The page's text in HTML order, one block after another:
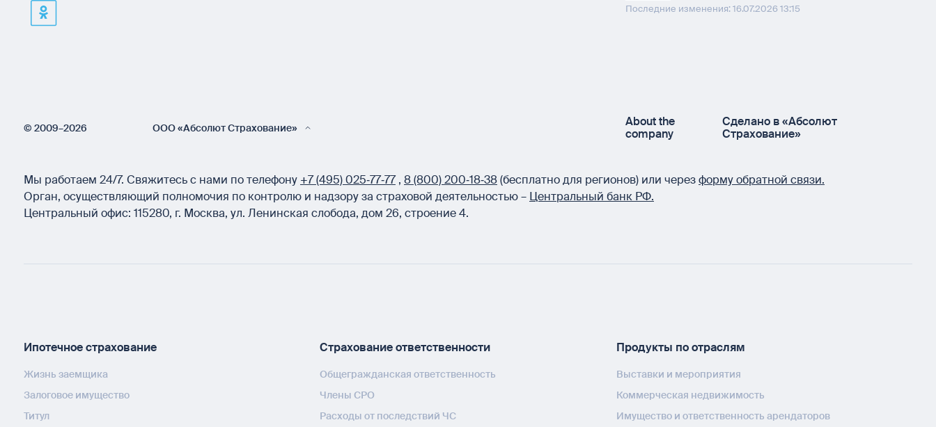
Последние изменения: 16.07.2026 13:15
© 2009–2026 ООО «Абсолют Страхование»
About the
company
Сделано в «Абсолют
Страхование»
Мы работаем 24/7. Свяжитесь с нами по телефону +7 (495) 025‑77‑77 , 8 (800) 200‑18‑38(бесплатно для регионов) или черезформу обратной связи.
Орган, осуществляющий полномочия по контролю и надзору за страховой деятельностью – Центральный банк РФ.
Центральный офис: 115280, г. Москва, ул. Ленинская слобода, дом 26, строение 4.
Ипотечное страхование
Жизнь заемщика
Залоговое имущество
Титул
Страхование ответственности
Общегражданская ответственность
Члены СРО
Расходы от последствий ЧС
Продукты по отраслям
Выставки и мероприятия
Коммерческая недвижимость
Имущество и ответственность арендаторов